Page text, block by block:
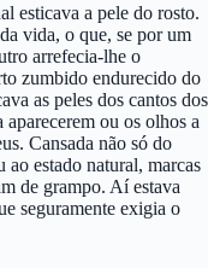
esticava a pele do rosto.
vida, o que, se por um
arrefecia-lhe o
zumbido endurecido do
as peles dos cantos dos
ou os olhos a
Cansada não só do
estado natural, marcas
de grampo. Aí estava
seguramente exigia o